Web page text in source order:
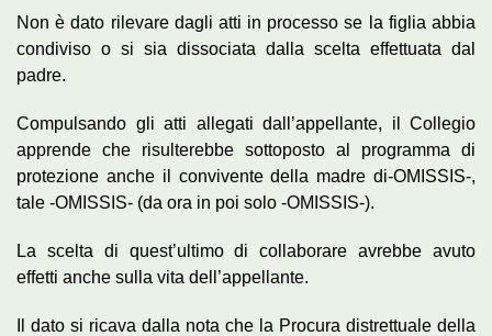
Non è dato rilevare dagli atti in processo se la figlia abbia
condiviso o si sia dissociata dalla scelta effettuata dal
padre.
Compulsando gli atti allegati dall’appellante, il Collegio
apprende che risulterebbe sottoposto al programma di
protezione anche il convivente della madre di-OMISSIS-,
tale -OMISSIS- (da ora in poi solo -OMISSIS-).
La scelta di quest’ultimo di collaborare avrebbe avuto
effetti anche sulla vita dell’appellante.
Il dato si ricava dalla nota che la Procura distrettuale della